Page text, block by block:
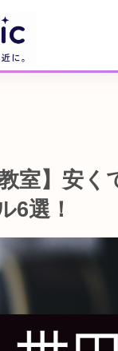
室】安
6選！